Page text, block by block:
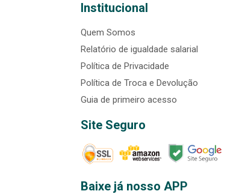
Institucional
Quem Somos
Relatório de igualdade salarial
Política de Privacidade
Política de Troca e Devolução
Guia de primeiro acesso
Site Seguro
Baixe já nosso APP